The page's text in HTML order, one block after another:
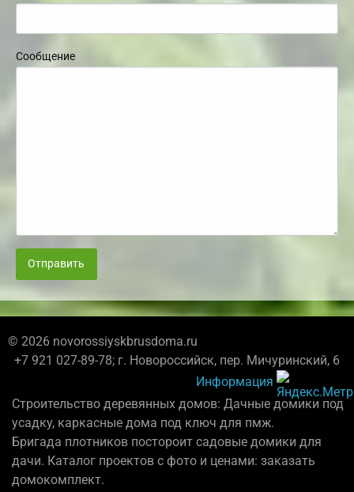
Сообщение
Отправить
© 2026 novorossiyskbrusdoma.ru
+7 921 027-89-78; г. Новороссийск, пер. Мичуринский, 6
Информация
Строительство деревянных домов: Дачные домики под
усадку, каркасные дома под ключ для пмж.
Бригада плотников постороит садовые домики для
дачи. Каталог проектов с фото и ценами: заказать
домокомплект.